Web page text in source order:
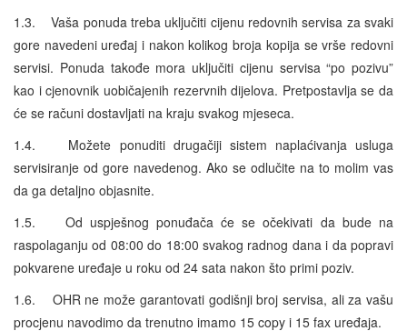
1.3. Vaša ponuda treba uključiti cijenu redovnih servisa za svaki
gore navedeni uređaj i nakon kolikog broja kopija se vrše redovni
servisi. Ponuda takođe mora uključiti cijenu servisa “po pozivu”
kao i cjenovnik uobičajenih rezervnih dijelova. Pretpostavlja se da
će se računi dostavljati na kraju svakog mjeseca.
1.4. Možete ponuditi drugačiji sistem naplaćivanja usluga
servisiranje od gore navedenog. Ako se odlučite na to molim vas
da ga detaljno objasnite.
1.5. Od uspješnog ponuđača će se očekivati da bude na
raspolaganju od 08:00 do 18:00 svakog radnog dana i da popravi
pokvarene uređaje u roku od 24 sata nakon što primi poziv.
1.6. OHR ne može garantovati godišnji broj servisa, ali za vašu
procjenu navodimo da trenutno imamo 15 copy i 15 fax uređaja.